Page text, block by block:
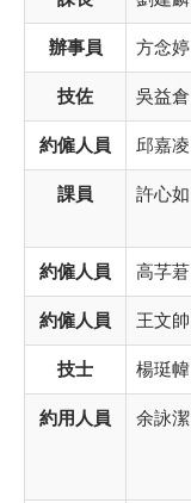
辦事員 方念婷
技佐 吳益倉
約僱人員 邱嘉凌
課員 許心如
約僱人員 高芓莙
約僱人員 王文帥
技士 楊珽幃
約用人員 余詠潔